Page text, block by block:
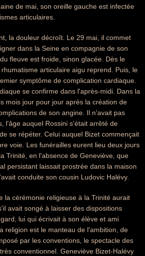
de mai, son oreille gauche est infectée
articulaires.
la douleur décroît. Le 29 mai, il commet
dans la Seine en compagnie de son
fleuve est froide, sinon glacée. Dès le
articulaire aigu reprend. Puis, le
symptôme de complication cardiaque.
se confirme dans l'après-midi. Dans la
mois jour pour jour après la création de
de son angine. Il n'avait pas
l'âge auquel Rossini s'était arrêté de
se répéter. Celui auquel Bizet commençait
voie. Les funérailles eurent lieu deux jours
Trinité, en l'absence de Geneviève, que
persistant laissait prostrée dans la maison
conduite son cousin Ludovic Halévy.
la cérémonie religieuse à la Trinité aurait
avait songé à laisser des dispositions
lui qui écrivait à son élève et ami
religion est le manteau de l'ambition, de
par les conventions, le spectacle des
conventionnel. Geneviève Bizet-Halévy